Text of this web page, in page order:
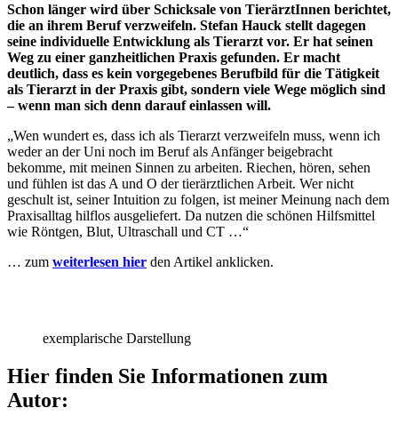
Schon länger wird über Schicksale von TierärztInnen berichtet,
die an ihrem Beruf verzweifeln. Stefan Hauck stellt dagegen
seine individuelle Entwicklung als Tierarzt vor. Er hat seinen
Weg zu einer ganzheitlichen Praxis gefunden. Er macht
deutlich, dass es kein vorgegebenes Berufbild für die Tätigkeit
als Tierarzt in der Praxis gibt, sondern viele Wege möglich sind
– wenn man sich denn darauf einlassen will.
„Wen wundert es, dass ich als Tierarzt verzweifeln muss, wenn ich
weder an der Uni noch im Beruf als Anfänger beigebracht
bekomme, mit meinen Sinnen zu arbeiten. Riechen, hören, sehen
und fühlen ist das A und O der tierärztlichen Arbeit. Wer nicht
geschult ist, seiner Intuition zu folgen, ist meiner Meinung nach dem
Praxisalltag hilflos ausgeliefert. Da nutzen die schönen Hilfsmittel
wie Röntgen, Blut, Ultraschall und CT …“
… zum weiterlesen hier den Artikel anklicken.
exemplarische Darstellung
Hier finden Sie Informationen zum
Autor: